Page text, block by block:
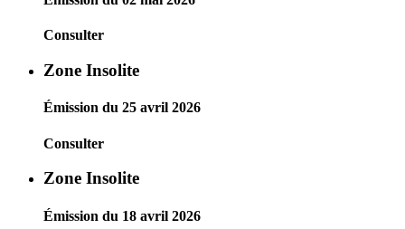
Consulter
Zone Insolite
Émission du 25 avril 2026
Consulter
Zone Insolite
Émission du 18 avril 2026